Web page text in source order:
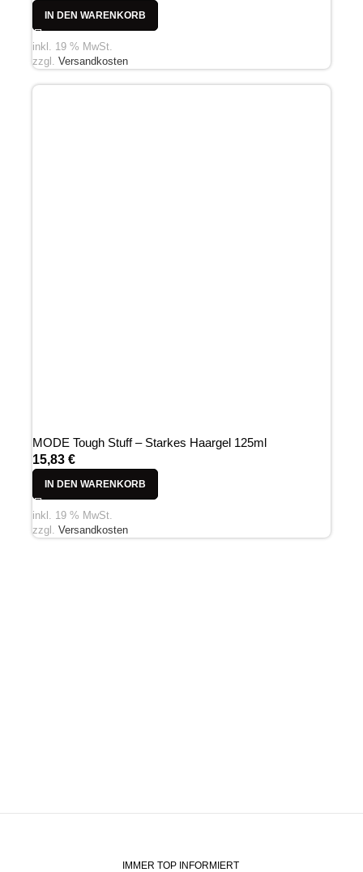
IN DEN WARENKORB
inkl. 19 % MwSt.
zzgl. Versandkosten
MODE Tough Stuff – Starkes Haargel 125ml
15,83 €
IN DEN WARENKORB
inkl. 19 % MwSt.
zzgl. Versandkosten
IMMER TOP INFORMIERT